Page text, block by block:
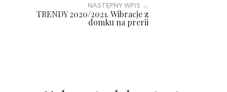
NASTĘPNY WPIS →
TRENDY 2020/2021. Wibracje z
domku na prerii